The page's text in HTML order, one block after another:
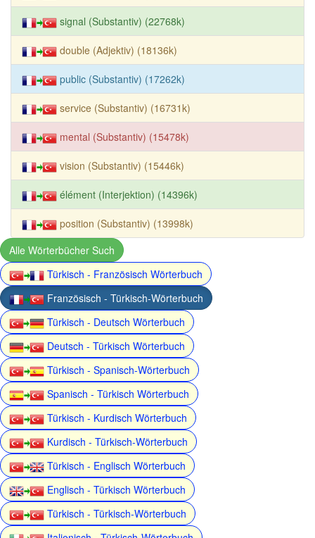
signal (Substantiv) (22768k)
double (Adjektiv) (18136k)
public (Substantiv) (17262k)
service (Substantiv) (16731k)
mental (Substantiv) (15478k)
vision (Substantiv) (15446k)
élément (Interjektion) (14396k)
position (Substantiv) (13998k)
Alle Wörterbücher Such
Türkisch - Französisch Wörterbuch
Französisch - Türkisch-Wörterbuch
Türkisch - Deutsch Wörterbuch
Deutsch - Türkisch Wörterbuch
Türkisch - Spanisch-Wörterbuch
Spanisch - Türkisch Wörterbuch
Türkisch - Kurdisch Wörterbuch
Kurdisch - Türkisch-Wörterbuch
Türkisch - Englisch Wörterbuch
Englisch - Türkisch Wörterbuch
Türkisch - Türkisch-Wörterbuch